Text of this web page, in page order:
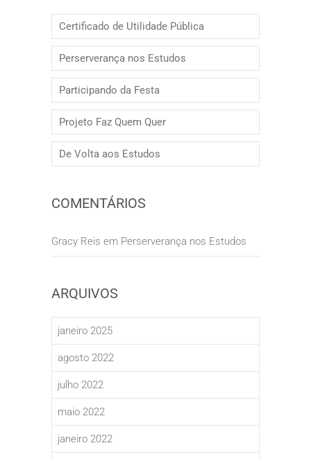
Certificado de Utilidade Pública
Perserverança nos Estudos
Participando da Festa
Projeto Faz Quem Quer
De Volta aos Estudos
COMENTÁRIOS
Gracy Reis em Perserverança nos Estudos
ARQUIVOS
janeiro 2025
agosto 2022
julho 2022
maio 2022
janeiro 2022